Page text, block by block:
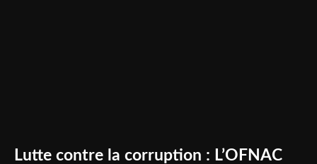
Lutte contre la corruption : L’OFNAC